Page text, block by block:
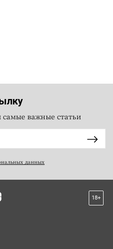
важные статьи
данных
18+